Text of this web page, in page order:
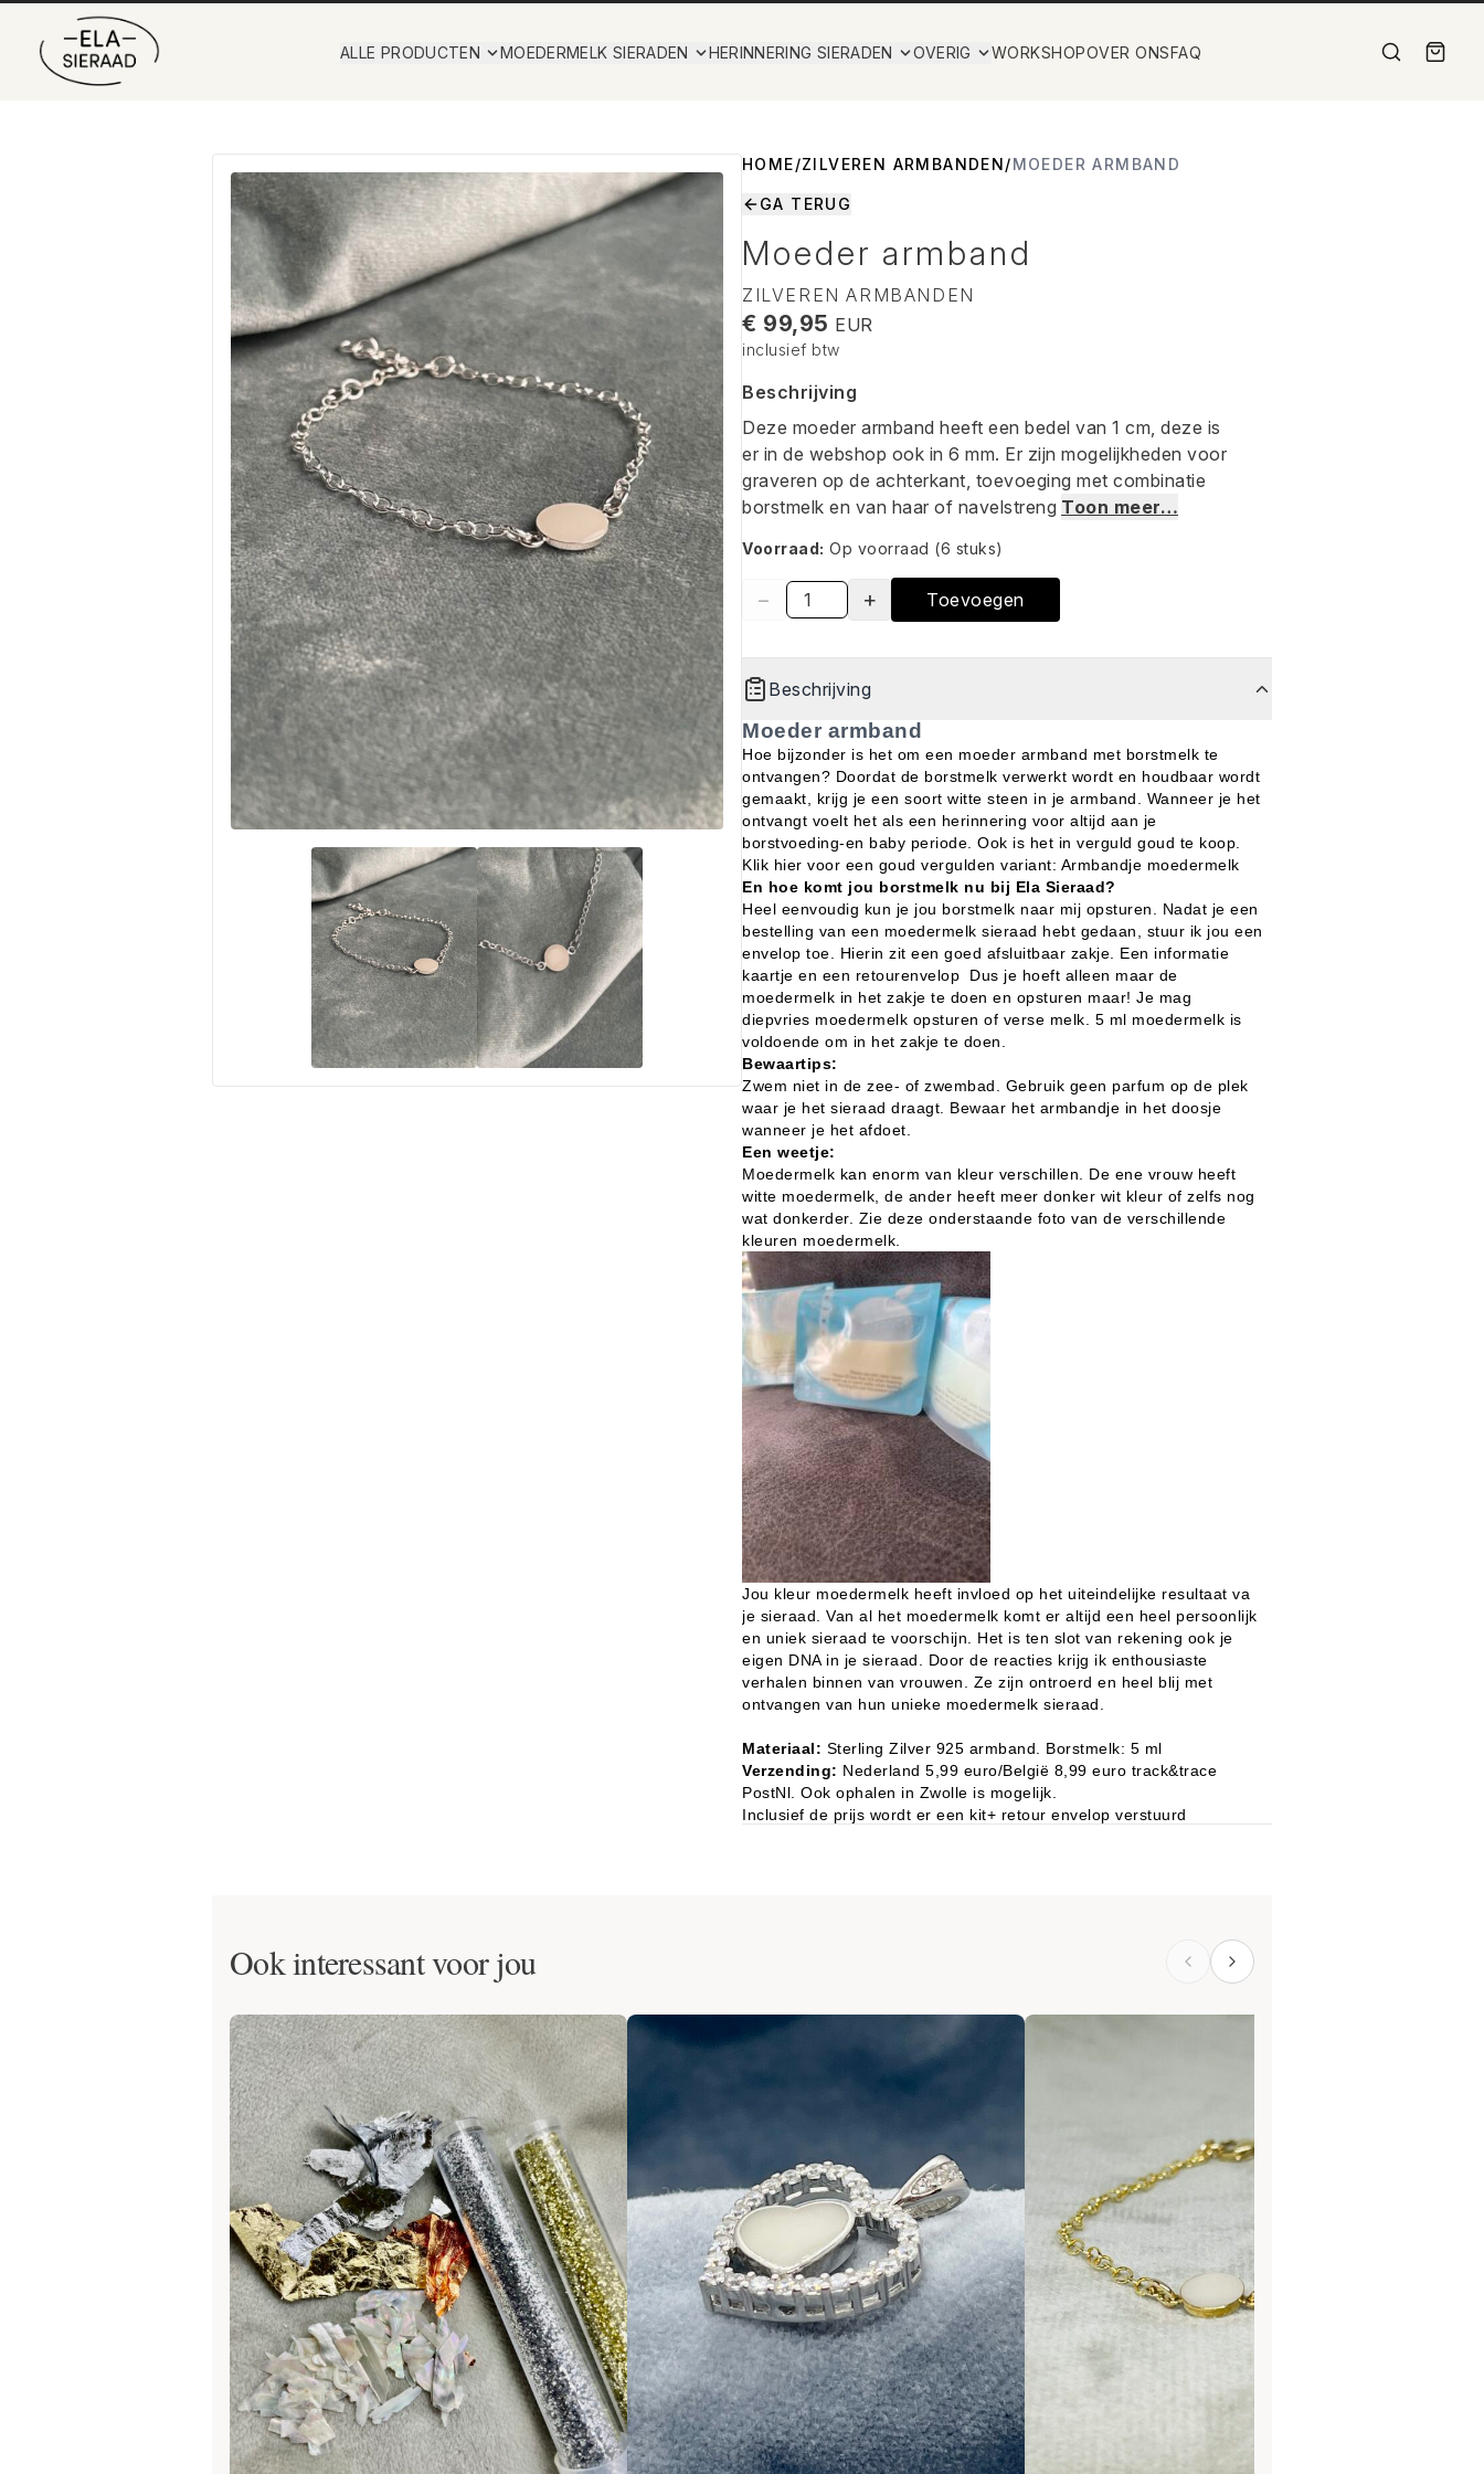
ALLE PRODUCTEN MOEDERMELK SIERADEN HERINNERING SIERADEN OVERIG WORKSHOPOVER ONSFAQ
HOME/ZILVEREN ARMBANDEN/MOEDER ARMBAND
GA TERUG
Moeder armband
ZILVEREN ARMBANDEN
€ 99,95 EUR
inclusief btw
Beschrijving
Deze moeder armband heeft een bedel van 1 cm, deze is
er in de webshop ook in 6 mm. Er zijn mogelijkheden voor
graveren op de achterkant, toevoeging met combinatie
borstmelk en van haar of navelstreng Toon meer…
Voorraad: Op voorraad (6 stuks)
− + Toevoegen
Beschrijving
Moeder armband
Hoe bijzonder is het om een moeder armband met borstmelk te
ontvangen? Doordat de borstmelk verwerkt wordt en houdbaar wordt
gemaakt, krijg je een soort witte steen in je armband. Wanneer je het
ontvangt voelt het als een herinnering voor altijd aan je
borstvoeding-en baby periode. Ook is het in verguld goud te koop.
Klik hier voor een goud vergulden variant: Armbandje moedermelk
En hoe komt jou borstmelk nu bij Ela Sieraad?
Heel eenvoudig kun je jou borstmelk naar mij opsturen. Nadat je een
bestelling van een moedermelk sieraad hebt gedaan, stuur ik jou een
envelop toe. Hierin zit een goed afsluitbaar zakje. Een informatie
kaartje en een retourenvelop Dus je hoeft alleen maar de
moedermelk in het zakje te doen en opsturen maar! Je mag
diepvries moedermelk opsturen of verse melk. 5 ml moedermelk is
voldoende om in het zakje te doen.
Bewaartips:
Zwem niet in de zee- of zwembad. Gebruik geen parfum op de plek
waar je het sieraad draagt. Bewaar het armbandje in het doosje
wanneer je het afdoet.
Een weetje:
Moedermelk kan enorm van kleur verschillen. De ene vrouw heeft
witte moedermelk, de ander heeft meer donker wit kleur of zelfs nog
wat donkerder. Zie deze onderstaande foto van de verschillende
kleuren moedermelk.
Jou kleur moedermelk heeft invloed op het uiteindelijke resultaat va
je sieraad. Van al het moedermelk komt er altijd een heel persoonlijk
en uniek sieraad te voorschijn. Het is ten slot van rekening ook je
eigen DNA in je sieraad. Door de reacties krijg ik enthousiaste
verhalen binnen van vrouwen. Ze zijn ontroerd en heel blij met
ontvangen van hun unieke moedermelk sieraad.
Materiaal: Sterling Zilver 925 armband. Borstmelk: 5 ml
Verzending: Nederland 5,99 euro/België 8,99 euro track&trace
PostNl. Ook ophalen in Zwolle is mogelijk.
Inclusief de prijs wordt er een kit+ retour envelop verstuurd
werkdag. Dit is voor kopers uit Nederland ook inclusief een retour
envelop met postzegel(s). Voor België moet je zelf internationale
of haar opgestuurd moet worden, mag je zelf dit in een gewone
envelop met bij voorbeeld een keukenrol papiertje eromheen
opsturen met 1 postzegel of internationale postzegel.
Ook interessant voor jou